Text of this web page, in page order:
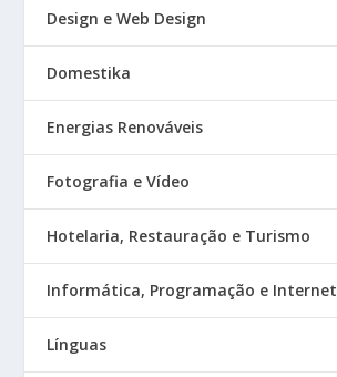
Design e Web Design
Domestika
Energias Renováveis
Fotografia e Vídeo
Hotelaria, Restauração e Turismo
Informática, Programação e Internet
Línguas